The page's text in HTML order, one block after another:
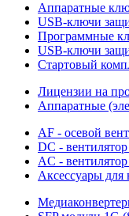
Аппаратные
USB-ключи
Программные
USB-ключи
Стартовый
Лицензии на
Аппаратные
AF - осевой
DC -
AC -
Аксессуары для